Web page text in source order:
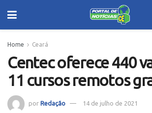
Home Ceará
Centec oferece 440
11 cursos remotos
por Redação 14 de julho de 2021